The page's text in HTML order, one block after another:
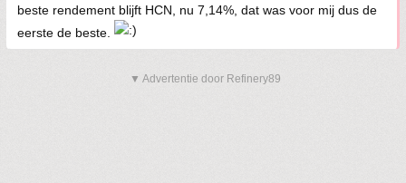
beste rendement blijft HCN, nu 7,14%, dat was voor mij dus de
eerste de beste.
▼ Advertentie door Refinery89